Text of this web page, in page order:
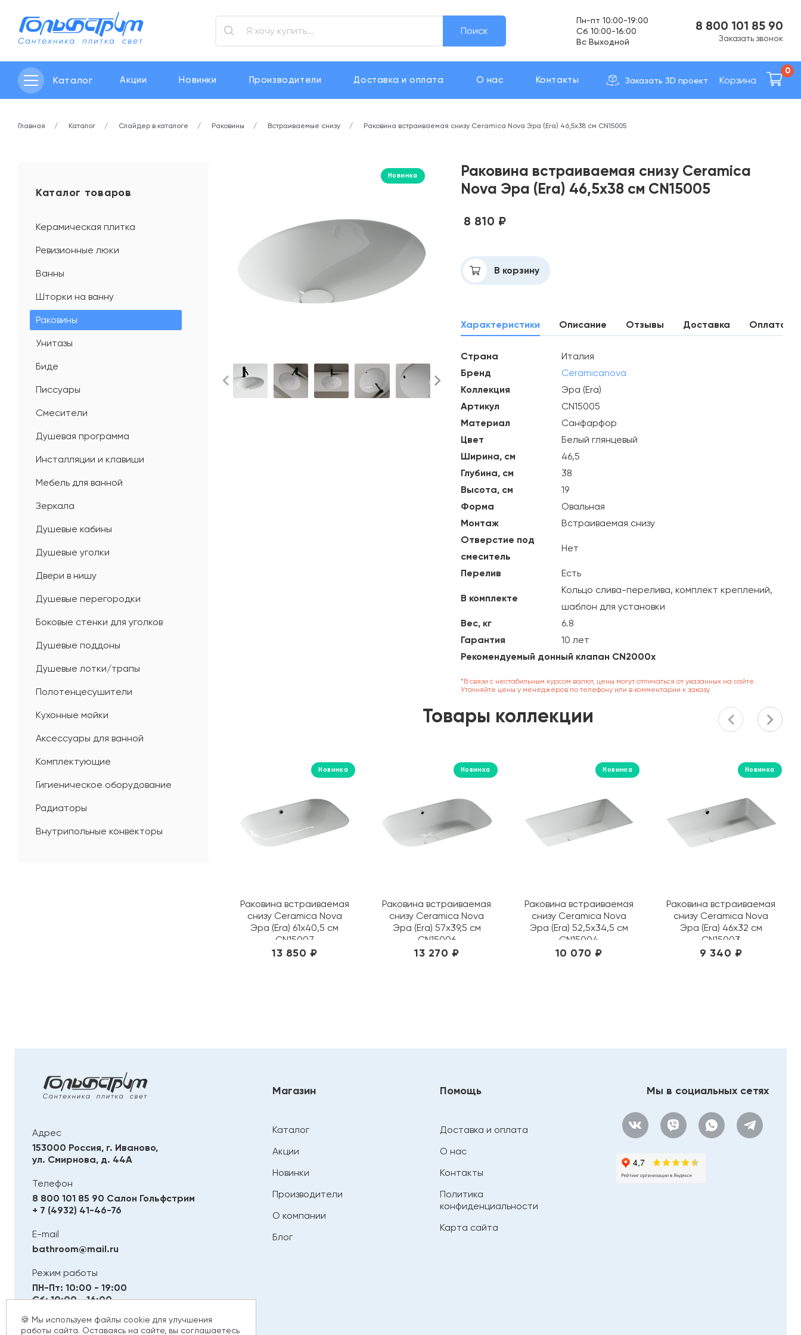
Поиск
Пн-пт 10:00-19:00
Cб 10:00-16:00
Вс Выходной
8 800 101 85 90
Заказать звонок
Каталог Акции Новинки Производители Доставка и оплата О нас Контакты Заказать 3D проект Корзина
0
Главная Каталог Слайдер в каталоге Раковины Встраиваемые снизу Раковина встраиваемая снизу Ceramica Nova Эра (Era) 46,5х38 см CN15005
Каталог товаров
Керамическая плитка
Ревизионные люки
Ванны
Шторки на ванну
Раковины
Унитазы
Биде
Писсуары
Смесители
Душевая программа
Инсталляции и клавиши
Мебель для ванной
Зеркала
Душевые кабины
Душевые уголки
Двери в нишу
Душевые перегородки
Боковые стенки для уголков
Душевые поддоны
Душевые лотки/трапы
Полотенцесушители
Кухонные мойки
Аксессуары для ванной
Комплектующие
Гигиеническое оборудование
Радиаторы
Внутрипольные конвекторы
Новинка
Раковина встраиваемая снизу Ceramica
Nova Эра (Era) 46,5х38 см CN15005
8 810 ₽
Добавлено В корзину
Характеристики Описание Отзывы Доставка Оплата
Страна
Италия
Бренд
Ceramicanova
Коллекция
Эра (Era)
Артикул
CN15005
Материал
Санфарфор
Цвет
Белый глянцевый
Ширина, см
46,5
Глубина, см
38
Высота, см
19
Форма
Овальная
Монтаж
Встраиваемая снизу
Отверстие под
смеситель
Нет
Перелив Есть
В комплекте
Кольцо слива-перелива, комплект креплений,
шаблон для установки
Вес, кг
6.8
Гарантия
10 лет
Рекомендуемый донный клапан CN2000x
*В связи с нестабильным курсом валют, цены могут отличаться от указанных на сайте.
Уточняйте цены у менеджеров по телефону или в комментарии к заказу.
Товары коллекции
Новинка
Раковина встраиваемая
снизу Ceramica Nova
Эра (Era) 61х40,5 см
CN15007
13 850 ₽
Новинка
Раковина встраиваемая
снизу Ceramica Nova
Эра (Era) 57х39,5 см
CN15006
13 270 ₽
Новинка
Раковина встраиваемая
снизу Ceramica Nova
Эра (Era) 52,5х34,5 см
CN15004
10 070 ₽
Новинка
Раковина встраиваемая
снизу Ceramica Nova
Эра (Era) 46х32 см
CN15003
9 340 ₽
Адрес
153000 Россия, г. Иваново,
ул. Смирнова, д. 44А
Телефон
8 800 101 85 90 Салон Гольфстрим
+ 7 (4932) 41-46-76
E-mail
bathroom@mail.ru
Режим работы
ПН-Пт: 10:00 - 19:00
Сб: 10:00 - 16:00
Магазин
Каталог
Акции
Новинки
Производители
О компании
Блог
Помощь
Доставка и оплата
О нас
Контакты
Политика
конфиденциальности
Карта сайта
Мы в социальных сетях
🍪 Мы используем файлы cookie для улучшения
работы сайта. Оставаясь на сайте, вы соглашаетесь